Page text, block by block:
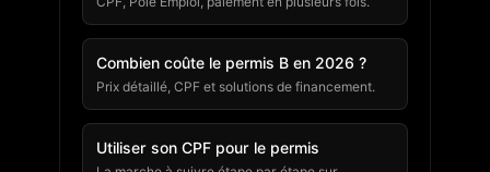
Combien coûte le permis B en 2026 ?
Prix détaillé, CPF et solutions de financement.
Utiliser son CPF pour le permis